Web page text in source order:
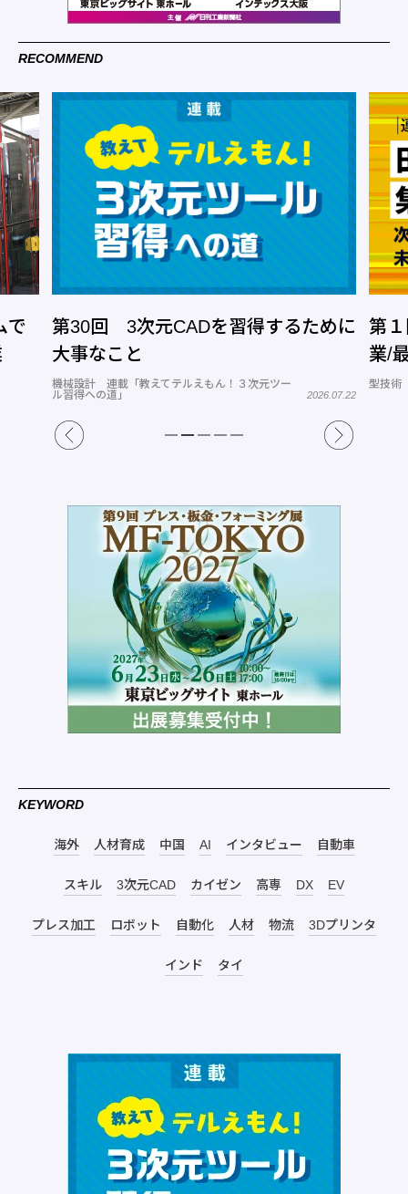
RECOMMEND
で
第30回 3次元CADを習得するために
大事なこと
機械設計 連載「教えてテルえもん！３次元ツー
ル習得への道」
2026.07.22
第
業/
型技術
KEYWORD
海外 人材育成 中国 AI インタビュー 自動車
スキル 3次元CAD カイゼン 高専 DX EV
プレス加工 ロボット 自動化 人材 物流 3Dプリンタ
インド タイ